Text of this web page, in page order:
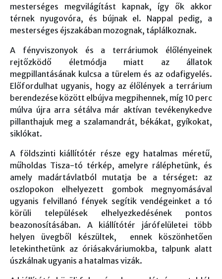
mesterséges megvilágítást kapnak, így ők akkor
térnek nyugovóra, és bújnak el. Nappal pedig, a
mesterséges éjszakában mozognak, táplálkoznak.
A fényviszonyok és a terráriumok élőlényeinek
rejtőzködő életmódja miatt az állatok
megpillantásának kulcsa a türelem és az odafigyelés.
Előfordulhat ugyanis, hogy az élőlények a terrárium
berendezése között elbújva megpihennek, míg 10 perc
múlva újra arra sétálva már aktívan tevékenykedve
pillanthajuk meg a szalamandrát, békákat, gyíkokat,
siklókat.
A földszinti kiállítótér része egy hatalmas méretű,
műholdas Tisza-tó térkép, amelyre ráléphetünk, és
amely madártávlatból mutatja be a térséget: az
oszlopokon elhelyezett gombok megnyomásával
ugyanis felvillanó fények segítik vendégeinket a tó
körüli települések elhelyezkedésének pontos
beazonosításában. A kiállítótér járófelületei több
helyen üvegből készültek, ennek köszönhetően
letekinthetünk az óriásakváriumokba, talpunk alatt
úszkálnak ugyanis a hatalmas vizák.